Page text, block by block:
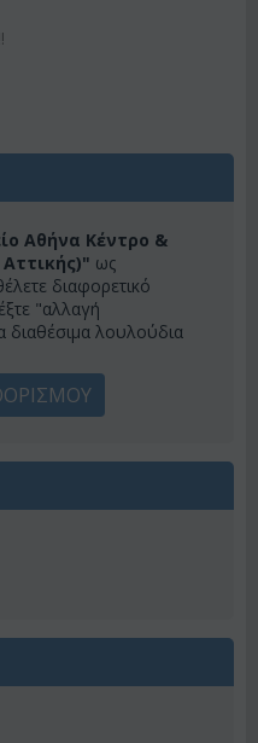
Αθήνα Κέντρο &
ως
διαφορετικό
"αλλαγή
διαθέσιμα λουλούδια